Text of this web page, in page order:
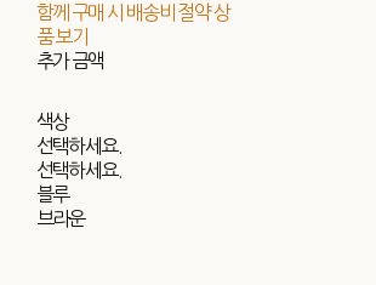
함께 구매 시 배송비 절약 상
품 보기
추가 금액
색상
선택하세요.
선택하세요.
블루
브라운